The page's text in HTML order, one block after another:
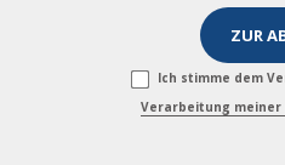
Ich stimme dem
Verarbeitung